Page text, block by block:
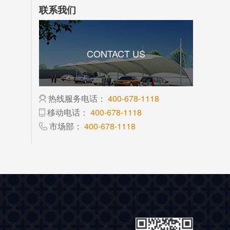
联系我们
CONTACT US
热线服务电话： 400-678-1118
移动电话： 400-678-1118
市场部： 400-678-1118